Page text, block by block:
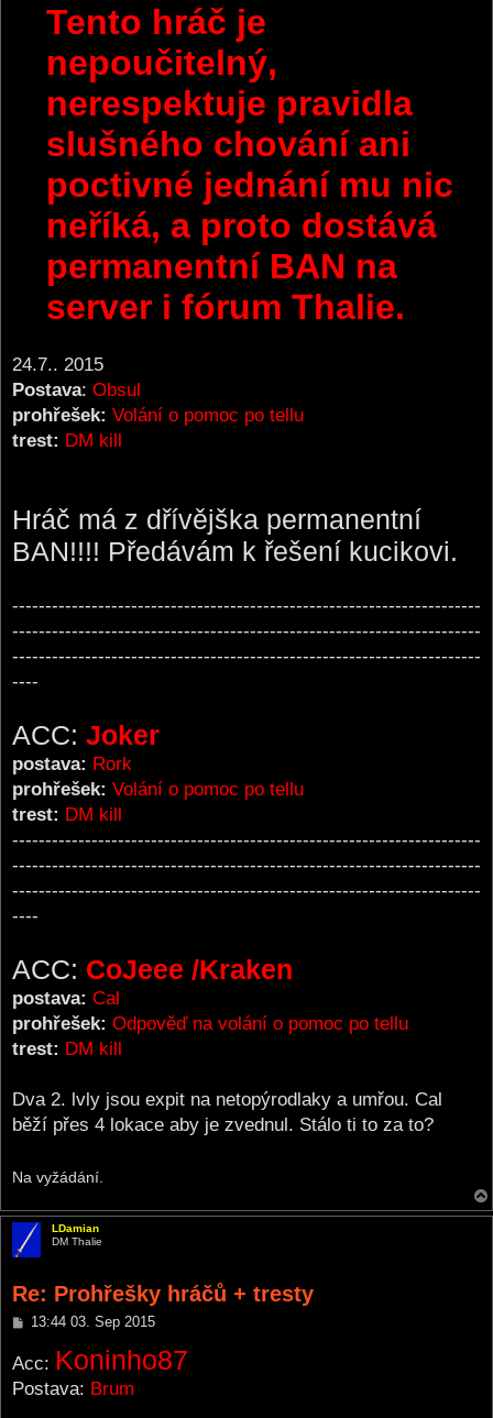
Tento hráč je
nepoučitelný,
nerespektuje pravidla
slušného chování ani
poctivné jednání mu nic
neříká, a proto dostává
permanentní BAN na
server i fórum Thalie.
24.7.. 2015
Postava: Obsul
prohřešek: Volání o pomoc po tellu
trest: DM kill
Hráč má z dřívějška permanentní
BAN!!!! Předávám k řešení kucikovi.
-----------------------------------------------------------------------
-----------------------------------------------------------------------
-----------------------------------------------------------------------
----
ACC: Joker
postava: Rork
prohřešek: Volání o pomoc po tellu
trest: DM kill
-----------------------------------------------------------------------
-----------------------------------------------------------------------
-----------------------------------------------------------------------
----
ACC: CoJeee /Kraken
postava: Cal
prohřešek: Odpověď na volání o pomoc po tellu
trest: DM kill
Dva 2. lvly jsou expit na netopýrodlaky a umřou. Cal
běží přes 4 lokace aby je zvednul. Stálo ti to za to?
Na vyžádání.
LDamian
DM Thalie
Re: Prohřešky hráčů + tresty
P
t
13:44 03. Sep 2015
Acc: Koninho87
Postava: Brum